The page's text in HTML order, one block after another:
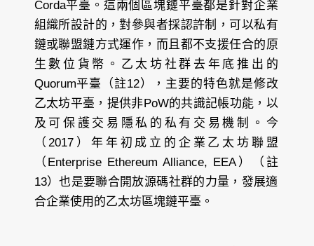
Corda平臺。這兩個區塊鏈平臺都是針對企業
組織所設計的，對參與者採認許制，可以私有
鏈或聯盟鏈方式運作，而且都不支援任合的原
生數位貨幣。乙太坊社群去年底推出的
Quorum平臺（註12），主要的特色就是修改
乙太坊平臺，提供非PoW的共識記帳功能，以
及可保護交易隱私的私有交易機制。今
（2017）年年初成立的企業乙太坊聯盟
（Enterprise Ethereum Alliance, EEA）（註
13）也是要聯合開放源碼社群的力量，發展適
合企業使用的乙太坊區塊鏈平臺。